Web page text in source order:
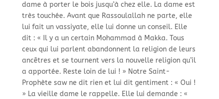
dame à porter le bois jusqu’à chez elle. La dame est
très touchée. Avant que Rassoulallah ne parte, elle
lui fait un vassiyate, elle lui donne un conseil. Elle
dit : « Il y a un certain Mohammad à Makka. Tous
ceux qui lui parlent abandonnent la religion de leurs
ancêtres et se tournent vers la nouvelle religion qu’il
a apportée. Reste loin de lui ! » Notre Saint-
Prophète saw ne dit rien et lui dit gentiment : « Oui !
» La vieille dame le rappelle. Elle lui demande : «